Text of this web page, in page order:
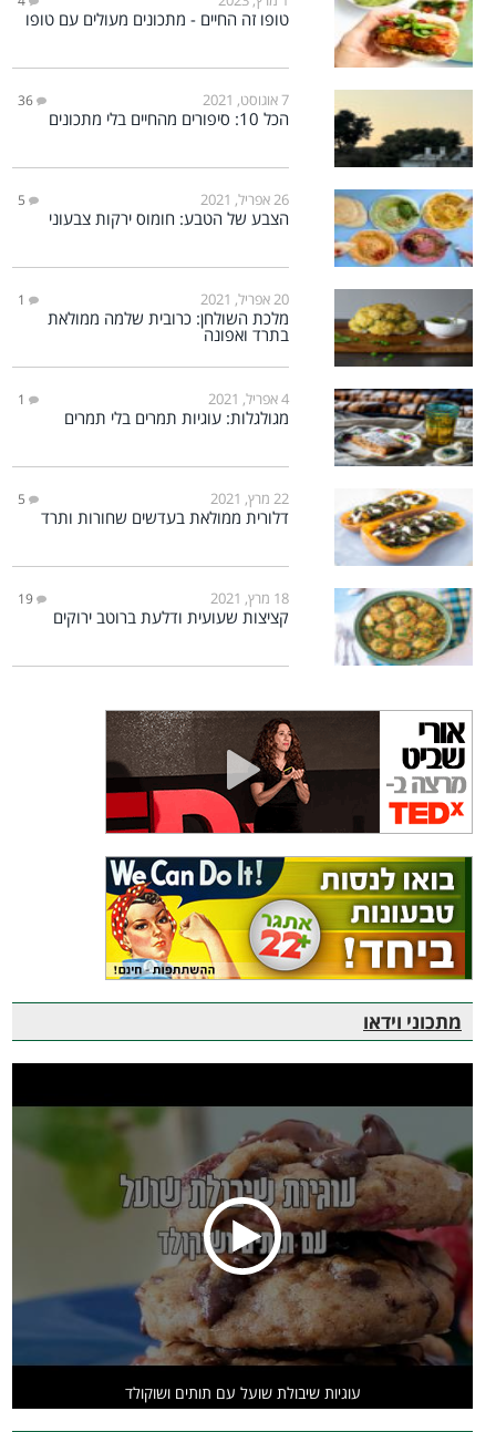
טופו זה החיים - מתכונים מעולים עם טופו
7 אוגוסט, 2021 36
הכל 10: סיפורים מהחיים בלי מתכונים
26 אפריל, 2021 5
הצבע של הטבע: חומוס ירקות צבעוני
20 אפריל, 2021 1
מלכת השולחן: כרובית שלמה ממולאת
בתרד ואפונה
4 אפריל, 2021 1
מגולגלות: עוגיות תמרים בלי תמרים
22 מרץ, 2021 5
דלורית ממולאת בעדשים שחורות ותרד
18 מרץ, 2021 19
קציצות שעועית ודלעת ברוטב ירוקים
מתכוני וידאו
עוגיות שיבולת שועל עם תותים ושוקולד